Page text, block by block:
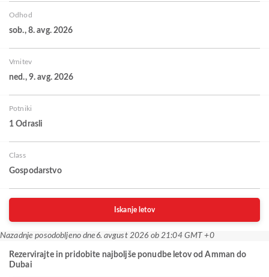
Odhod
sob., 8. avg. 2026
Vrnitev
ned., 9. avg. 2026
Potniki
1 Odrasli
Class
Gospodarstvo
Iskanje letov
Nazadnje posodobljeno dne 6. avgust 2026 ob 21:04 GMT +0
Rezervirajte in pridobite najboljše ponudbe letov od Amman do
Dubai